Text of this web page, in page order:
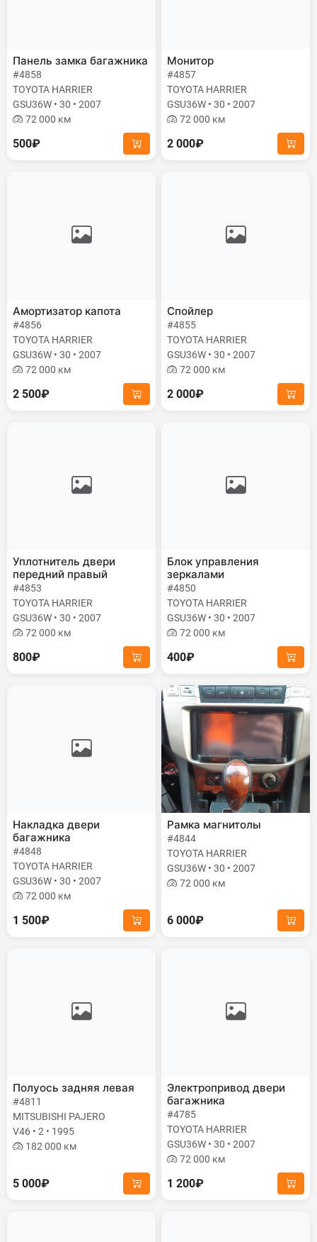
Панель замка багажника
#4858
TOYOTA HARRIER
GSU36W • 30 • 2007
72 000 км
500₽
Монитор
#4857
TOYOTA HARRIER
GSU36W • 30 • 2007
72 000 км
2 000₽
Амортизатор капота
#4856
TOYOTA HARRIER
GSU36W • 30 • 2007
72 000 км
2 500₽
Спойлер
#4855
TOYOTA HARRIER
GSU36W • 30 • 2007
72 000 км
2 000₽
Уплотнитель двери
передний правый
#4853
TOYOTA HARRIER
GSU36W • 30 • 2007
72 000 км
800₽
Блок управления
зеркалами
#4850
TOYOTA HARRIER
GSU36W • 30 • 2007
72 000 км
400₽
Накладка двери
багажника
#4848
TOYOTA HARRIER
GSU36W • 30 • 2007
72 000 км
1 500₽
Рамка магнитолы
#4844
TOYOTA HARRIER
GSU36W • 30 • 2007
72 000 км
6 000₽
Полуось задняя левая
#4811
MITSUBISHI PAJERO
V46 • 2 • 1995
182 000 км
5 000₽
Электропривод двери
багажника
#4785
TOYOTA HARRIER
GSU36W • 30 • 2007
72 000 км
1 200₽